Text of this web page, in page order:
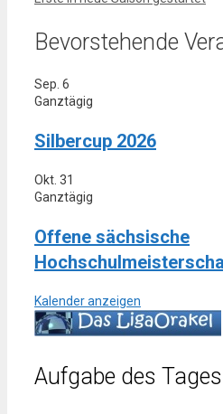
Bevorstehende
Sep. 6
Ganztägig
Silbercup 2026
Okt. 31
Ganztägig
Offene sächsische
Kalender anzeigen
Aufgabe des Tages